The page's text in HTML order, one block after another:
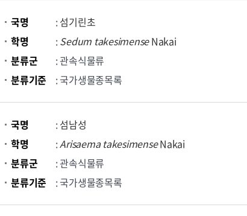
국명 :섬기린초
학명
:Sedum takesimenseNakai
분류군
: 관속식물류
분류기준
: 국가생물종목록
국명 :섬남성
학명
:Arisaema takesimenseNakai
분류군
: 관속식물류
분류기준
: 국가생물종목록